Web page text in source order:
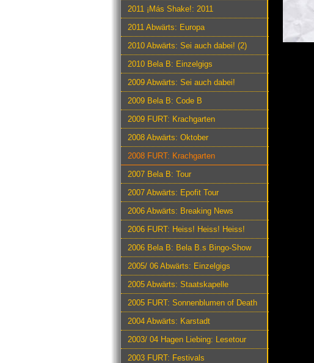
2011 ¡Más Shake!: 2011
2011 Abwärts: Europa
2010 Abwärts: Sei auch dabei! (2)
2010 Bela B: Einzelgigs
2009 Abwärts: Sei auch dabei!
2009 Bela B: Code B
2009 FURT: Krachgarten
2008 Abwärts: Oktober
2008 FURT: Krachgarten
2007 Bela B: Tour
2007 Abwärts: Epofit Tour
2006 Abwärts: Breaking News
2006 FURT: Heiss! Heiss! Heiss!
2006 Bela B: Bela B.s Bingo-Show
2005/ 06 Abwärts: Einzelgigs
2005 Abwärts: Staatskapelle
2005 FURT: Sonnenblumen of Death
2004 Abwärts: Karstadt
2003/ 04 Hagen Liebing: Lesetour
2003 FURT: Festivals